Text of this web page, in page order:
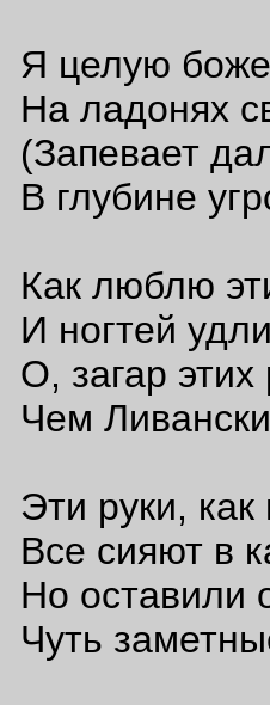
Я целую
На ладонях
(Запевает
В глубине
Как люблю
И ногтей
О, загар этих
Чем
Эти руки, как
Все сияют в
Но оставили
Чуть